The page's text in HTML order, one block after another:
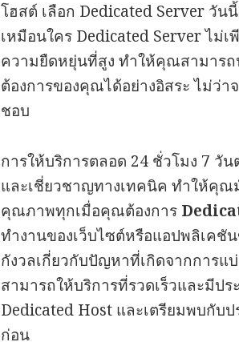
โฮสต์ เลือก Dedicated Server วั
เหมือนใคร Dedicated Server ไม่
ความยืดหยุ่นที่สูง ทำให้คุณสามารถ
ต้องการของคุณได้อย่างอิสระ ไม่ว่
ชอบ
การให้บริการตลอด 24 ชั่วโมง 7
และเชี่ยวชาญทางเทคนิค ทำให้คุ
คุณภาพทุกเมื่อคุณต้องการ
ทำงานของเว็บไซต์หรือแอปพลิเค
กังวลเกี่ยวกับปัญหาที่เกิดจากการ
สามารถให้บริการที่รวดเร็วและมี
Dedicated Host และเตรียมพบกั
ก่อน